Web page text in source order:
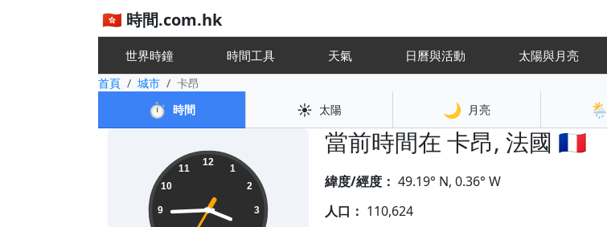
🇭🇰 時間.com.hk
世界時鐘 時間工具 天氣 日曆與活動 太陽與月亮
首頁 城市 卡昂
⏱️ 時間 ☀️ 太陽 🌙 月亮 🌦️
當前時間在 卡昂, 法國 🇫🇷
15:44:35 12
1
2
3
9
10
11
緯度/經度： 49.19° N, 0.36° W
人口： 110,624